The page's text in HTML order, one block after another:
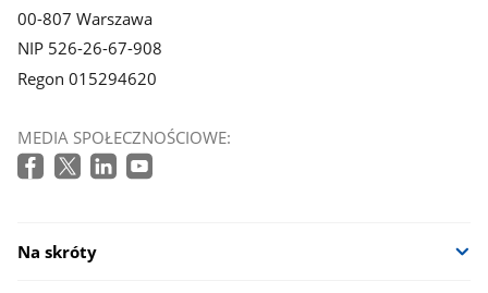
00-807 Warszawa
NIP 526-26-67-908
Regon 015294620
MEDIA SPOŁECZNOŚCIOWE:
Na skróty